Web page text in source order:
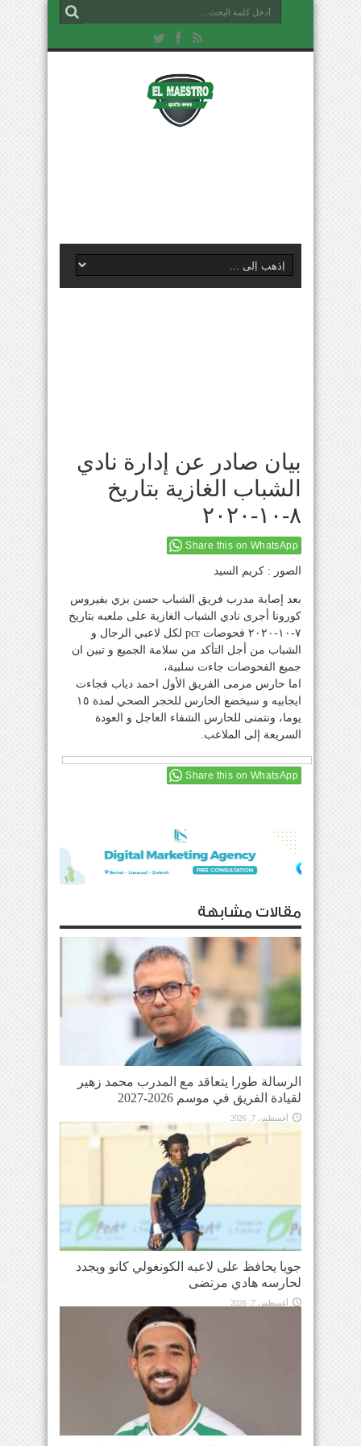
بيان صادر عن إدارة نادي
الشباب الغازية بتاريخ
٨-١٠-٢٠٢٠
Share this on WhatsApp
الصور : كريم السيد
بعد إصابة مدرب فريق الشباب حسن بزي بفيروس
كورونا أجرى نادي الشباب الغازية على ملعبه بتاريخ
٧-١٠-٢٠٢٠ فحوصات pcr لكل لاعبي الرجال و
الشباب من أجل التأكد من سلامة الجميع و تبين ان
جميع الفحوصات جاءت سلبية،
اما حارس مرمى الفريق الأول احمد دياب فجاءت
ايجابيه و سيخضع الحارس للحجر الصحي لمدة ١٥
يوما، ونتمنى للحارس الشفاء العاجل و العودة
السريعة إلى الملاعب.
Share this on WhatsApp
مقالات مشابهة
الرسالة طورا يتعاقد مع المدرب محمد زهير
لقيادة الفريق في موسم 2026-2027
أغسطس 7, 2026
جويا يحافظ على لاعبه الكونغولي كانو ويجدد
لحارسه هادي مرتضى
أغسطس 7, 2026